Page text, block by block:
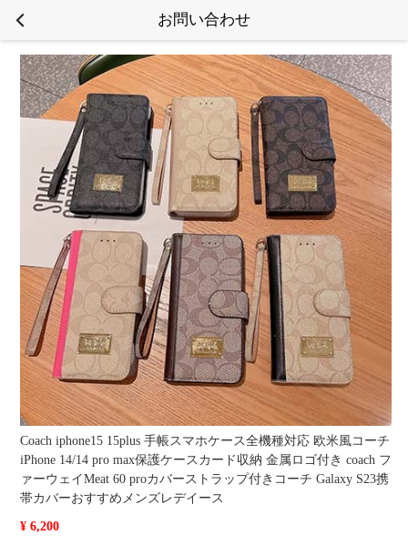
お問い合わせ
Coach iphone15 15plus 手帳スマホケース全機種対応 欧米風コーチ
iPhone 14/14 pro max保護ケースカード収納 金属ロゴ付き coach フ
ァーウェイMeat 60 proカバーストラップ付きコーチ Galaxy S23携
帯カバーおすすめメンズレデイース
¥ 6,200